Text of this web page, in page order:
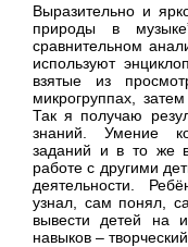
Выразительно и
природы в
сравнительном
используют
взятые из
микрогруппах,
Так я получаю
знаний. Умение
заданий и в то же
работе с другими
деятельности.
узнал, сам понял,
вывести детей на
навыков – творческий.